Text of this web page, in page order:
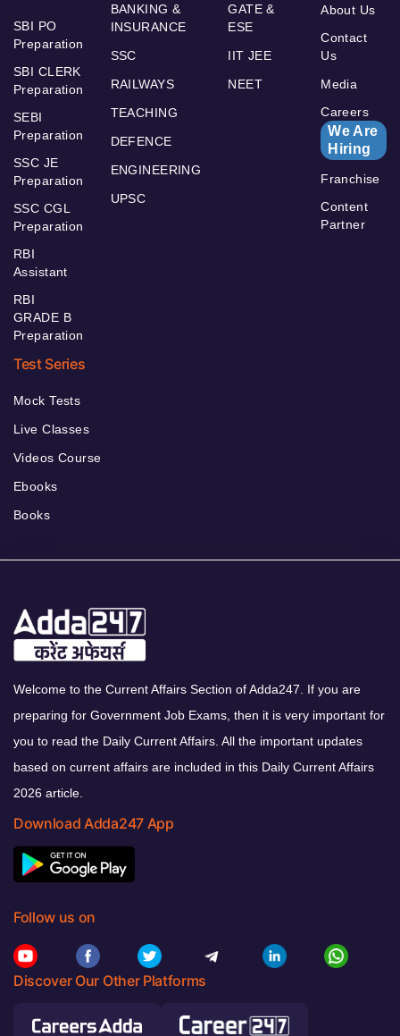
SBI PO
Preparation
SBI CLERK
Preparation
SEBI
Preparation
SSC JE
Preparation
SSC CGL
Preparation
RBI
Assistant
RBI
GRADE B
Preparation
BANKING &
INSURANCE
SSC
RAILWAYS
TEACHING
DEFENCE
ENGINEERING
UPSC
GATE &
ESE
IIT JEE
NEET
About Us
Contact
Us
Media
Careers
We Are
Hiring
Franchise
Content
Partner
Test Series
Mock Tests
Live Classes
Videos Course
Ebooks
Books
Welcome to the Current Affairs Section of Adda247. If you are
preparing for Government Job Exams, then it is very important for
you to read the Daily Current Affairs. All the important updates
based on current affairs are included in this Daily Current Affairs
2026 article.
Download Adda247 App
Follow us on
Discover Our Other Platforms